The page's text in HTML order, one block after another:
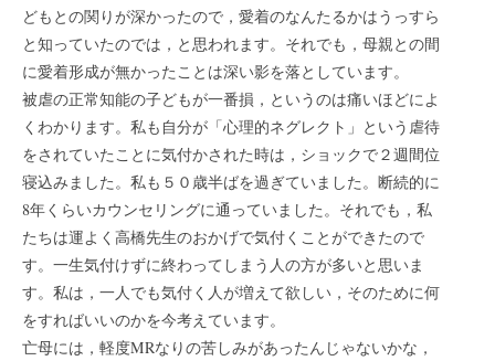
どもとの関りが深かったので，愛着のなんたるかはうっすら
と知っていたのでは，と思われます。それでも，母親との間
に愛着形成が無かったことは深い影を落としています。
被虐の正常知能の子どもが一番損，というのは痛いほどによ
くわかります。私も自分が「心理的ネグレクト」という虐待
をされていたことに気付かされた時は，ショックで２週間位
寝込みました。私も５０歳半ばを過ぎていました。断続的に
8年くらいカウンセリングに通っていました。それでも，私
たちは運よく高橋先生のおかげで気付くことができたので
す。一生気付けずに終わってしまう人の方が多いと思いま
す。私は，一人でも気付く人が増えて欲しい，そのために何
をすればいいのかを今考えています。
亡母には，軽度MRなりの苦しみがあったんじゃないかな，